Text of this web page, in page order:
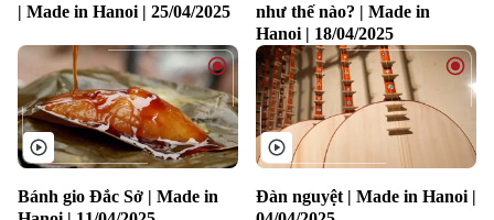
| Made in Hanoi | 25/04/2025
như thế nào? | Made in
Hanoi | 18/04/2025
Bánh gio Đắc Sở | Made in
Đàn nguyệt | Made in Hanoi |